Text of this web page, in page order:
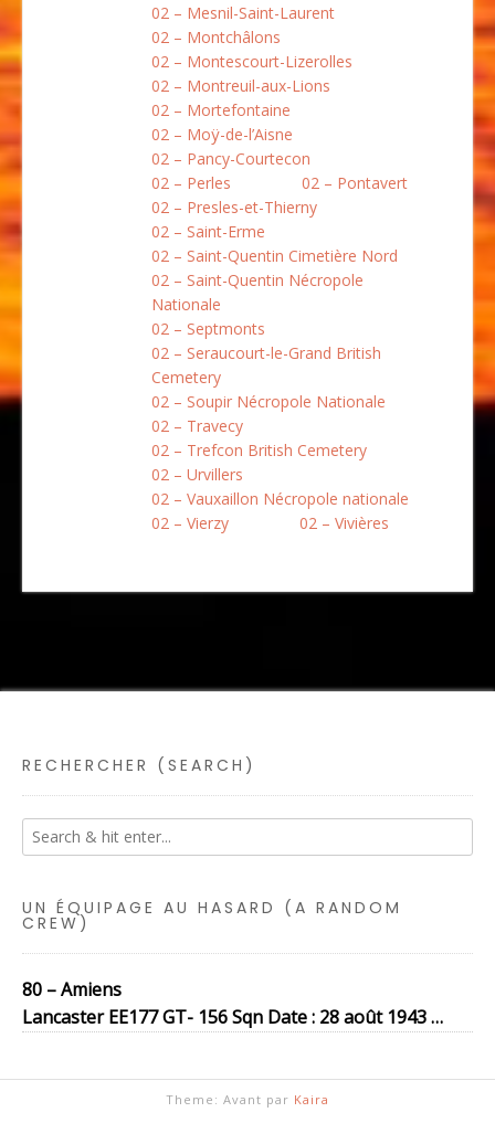
02 – Mesnil-Saint-Laurent
02 – Montchâlons
02 – Montescourt-Lizerolles
02 – Montreuil-aux-Lions
02 – Mortefontaine
02 – Moÿ-de-l’Aisne
02 – Pancy-Courtecon
02 – Perles
02 – Pontavert
02 – Presles-et-Thierny
02 – Saint-Erme
02 – Saint-Quentin Cimetière Nord
02 – Saint-Quentin Nécropole
Nationale
02 – Septmonts
02 – Seraucourt-le-Grand British
Cemetery
02 – Soupir Nécropole Nationale
02 – Travecy
02 – Trefcon British Cemetery
02 – Urvillers
02 – Vauxaillon Nécropole nationale
02 – Vierzy
02 – Vivières
RECHERCHER (SEARCH)
UN ÉQUIPAGE AU HASARD (A RANDOM
CREW)
80 – Amiens
Lancaster EE177 GT- 156 Sqn Date : 28 août 1943 …
Theme: Avant par Kaira